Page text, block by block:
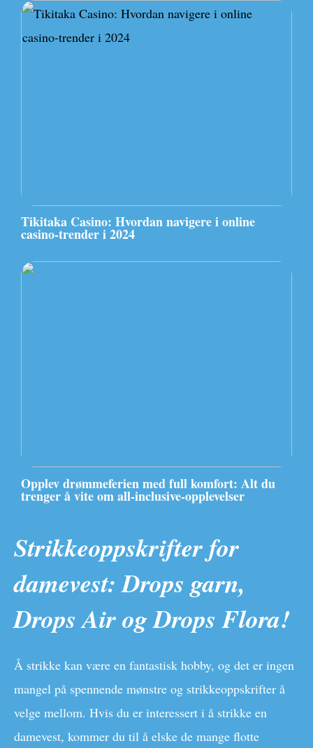
Tikitaka Casino: Hvordan navigere i online
casino-trender i 2024
Opplev drømmeferien med full komfort: Alt du
trenger å vite om all-inclusive-opplevelser
Strikkeoppskrifter for
damevest: Drops garn,
Drops Air og Drops Flora!
Å strikke kan være en fantastisk hobby, og det er ingen
mangel på spennende mønstre og strikkeoppskrifter å
velge mellom. Hvis du er interessert i å strikke en
damevest, kommer du til å elske de mange flotte